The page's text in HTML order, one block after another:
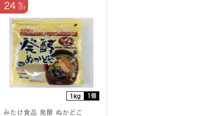
1kg 1個
24
みたけ食品 発酵 ぬかどこ